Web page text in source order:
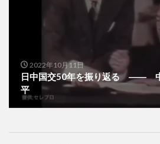
2022年10月11日
日中国交50年を振り返る ―― 中
平